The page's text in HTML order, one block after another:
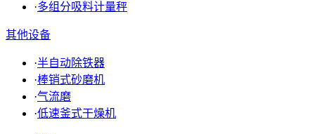
·多组分吸料计量秤
其他设备
·半自动除铁器
·棒销式砂磨机
·气流磨
·低速釜式干燥机